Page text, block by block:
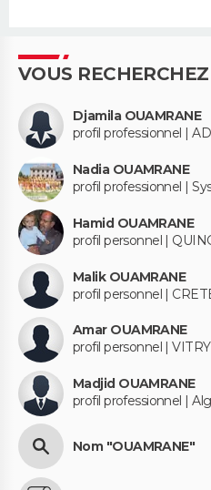
VOUS
Djamila OUAMRANE
profil professionnel |
Nadia OUAMRANE
profil professionnel |
Hamid OUAMRANE
profil personnel |
Malik OUAMRANE
profil personnel |
Amar OUAMRANE
profil personnel |
Madjid OUAMRANE
profil professionnel |
Nom "OUAMRANE"